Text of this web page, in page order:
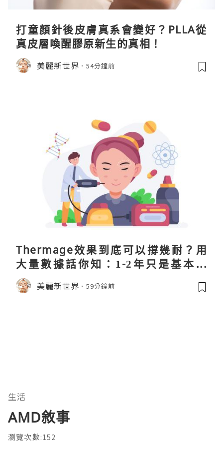
打童顏針後皮膚真系會變好？PLLA從
真皮層喚醒膠原新生的真相！
美麗新世界 54分鐘前
Thermage效果到底可以撐幾耐？用
大量數據話你知：1-2年只是基本操
作！
美麗新世界 59分鐘前
生活
AMD敘事
瀏覽次數:152